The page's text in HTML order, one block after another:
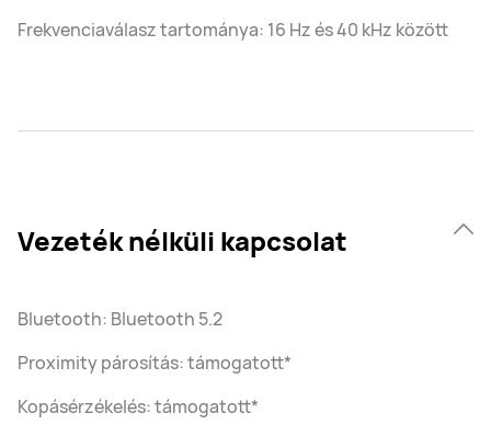
Frekvenciaválasz tartománya: 16 Hz és 40 kHz között
Vezeték nélküli kapcsolat
Bluetooth: Bluetooth 5.2
Proximity párosítás: támogatott*
Kopásérzékelés: támogatott*